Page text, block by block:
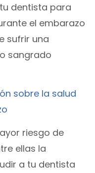
dentista para
el embarazo
sufrir una
sangrado
sobre la salud
riesgo de
ellas la
a tu dentista